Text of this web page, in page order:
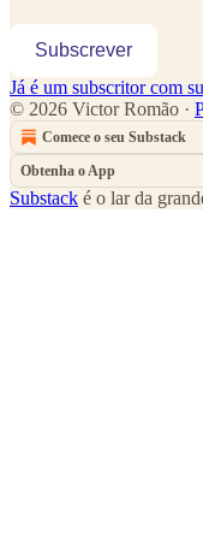
Subscrever
Já é um subscritor com
© 2026 Victor Romão ·
Comece o seu Substack
Obtenha o App
Substack é o lar da